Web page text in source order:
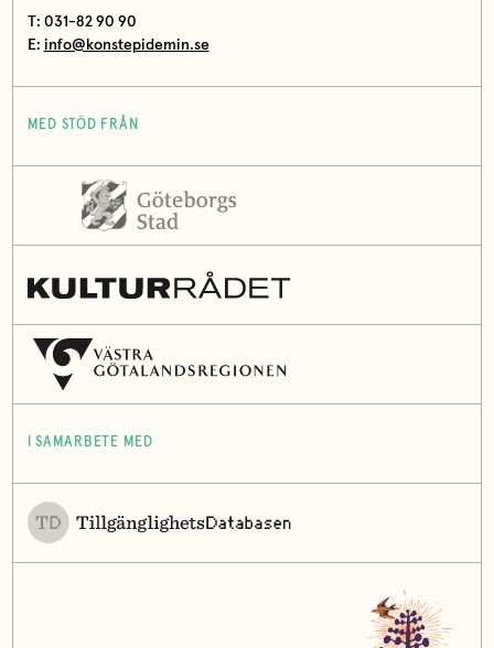
T: 031-82 90 90
E: info@konstepidemin.se
MED STÖD FRÅN
I SAMARBETE MED